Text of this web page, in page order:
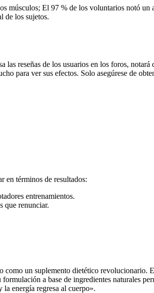
músculos; El 97 % de los voluntarios notó un
de los sujetos.
reseñas de los usuarios en los foros,
para ver sus efectos. Solo asegúrese de
en términos de resultados:
entrenamientos.
que renunciar.
un suplemento dietético
a base de ingredientes naturales
la energía regresa al cuerpo».